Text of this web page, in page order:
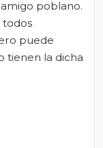
poblano.
todos
puede
tienen la dicha